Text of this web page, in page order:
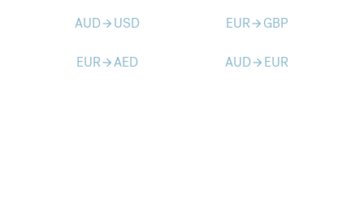
AUDarrow_forward USD EURarrow_forward GBP
EURarrow_forwardAED AUDarrow_forward EUR